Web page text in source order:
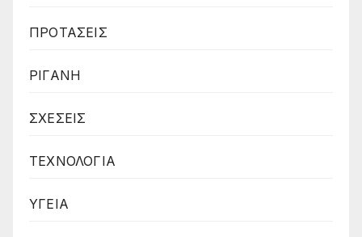
ΠΡΟΤΑΣΕΙΣ
ΡΙΓΑΝΗ
ΣΧΕΣΕΙΣ
ΤΕΧΝΟΛΟΓΙΑ
ΥΓΕΙΑ